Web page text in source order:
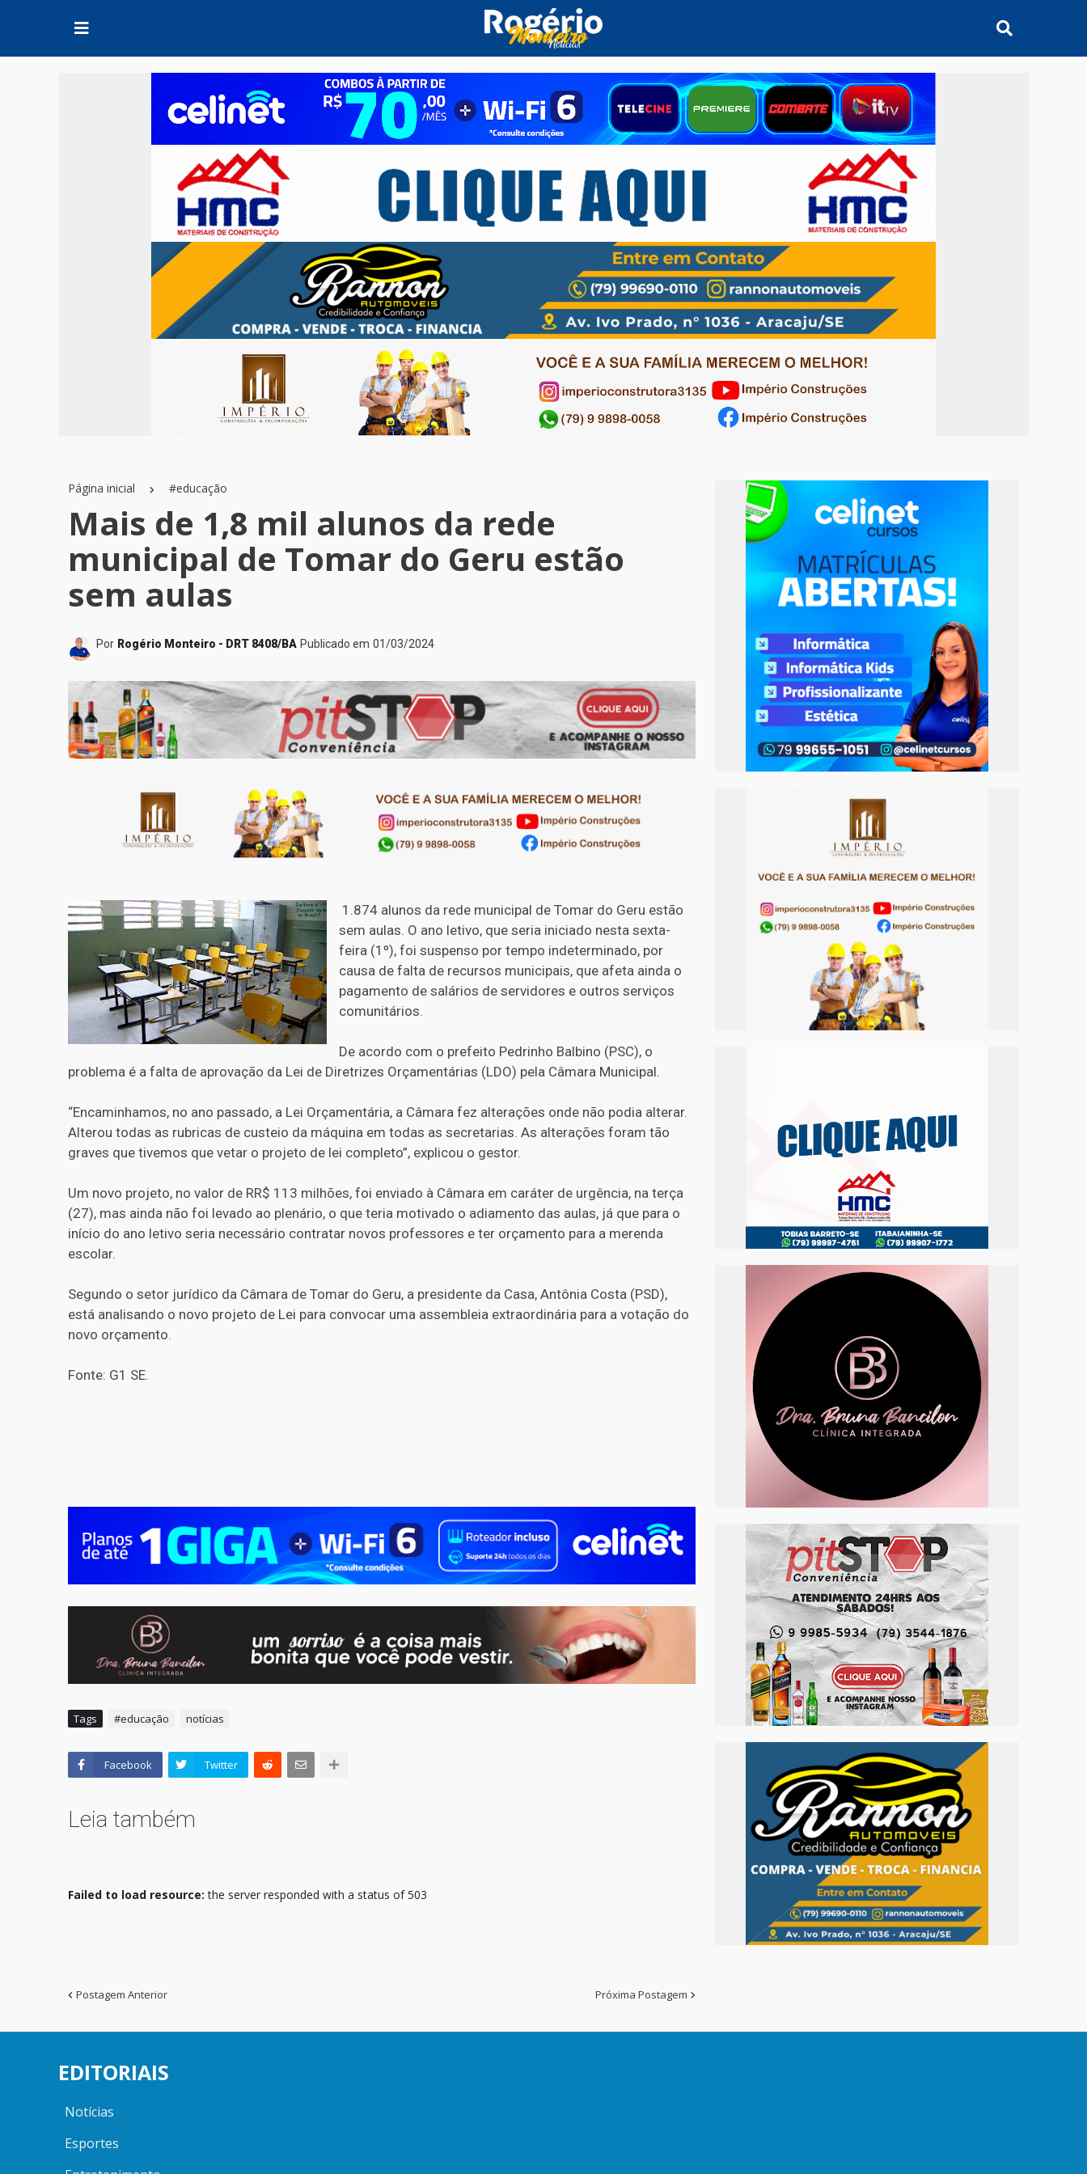
Página inicial #educação
Mais de 1,8 mil alunos da rede
municipal de Tomar do Geru estão
sem aulas
Por Rogério Monteiro - DRT 8408/BA Publicado em 01/03/2024
1.874 alunos da rede municipal de Tomar do Geru estão
sem aulas. O ano letivo, que seria iniciado nesta sexta-
feira (1º), foi suspenso por tempo indeterminado, por
causa de falta de recursos municipais, que afeta ainda o
pagamento de salários de servidores e outros serviços
comunitários.
De acordo com o prefeito Pedrinho Balbino (PSC), o
problema é a falta de aprovação da Lei de Diretrizes Orçamentárias (LDO) pela Câmara Municipal.
“Encaminhamos, no ano passado, a Lei Orçamentária, a Câmara fez alterações onde não podia alterar.
Alterou todas as rubricas de custeio da máquina em todas as secretarias. As alterações foram tão
graves que tivemos que vetar o projeto de lei completo”, explicou o gestor.
Um novo projeto, no valor de RR$ 113 milhões, foi enviado à Câmara em caráter de urgência, na terça
(27), mas ainda não foi levado ao plenário, o que teria motivado o adiamento das aulas, já que para o
início do ano letivo seria necessário contratar novos professores e ter orçamento para a merenda
escolar.
Segundo o setor jurídico da Câmara de Tomar do Geru, a presidente da Casa, Antônia Costa (PSD),
está analisando o novo projeto de Lei para convocar uma assembleia extraordinária para a votação do
novo orçamento.
Fonte: G1 SE.
Tags #educação notícias
Facebook Twitter
Leia também
Failed to load resource: the server responded with a status of 503
Postagem Anterior Próxima Postagem
EDITORIAIS
Notícias
Esportes